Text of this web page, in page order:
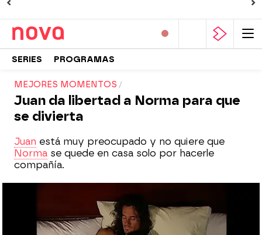
SERIES PROGRAMAS
MEJORES MOMENTOS
Juan da libertad a Norma para que
se divierta
Juan está muy preocupado y no quiere que
Norma se quede en casa solo por hacerle
compañía.